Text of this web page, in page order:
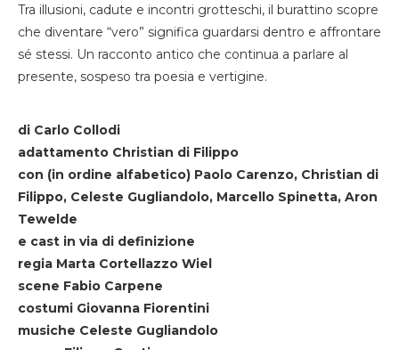
Tra illusioni, cadute e incontri grotteschi, il burattino scopre
che diventare “vero” significa guardarsi dentro e affrontare
sé stessi. Un racconto antico che continua a parlare al
presente, sospeso tra poesia e vertigine.
di Carlo Collodi
adattamento Christian di Filippo
con (in ordine alfabetico) Paolo Carenzo, Christian di
Filippo, Celeste Gugliandolo, Marcello Spinetta, Aron
Tewelde
e cast in via di definizione
regia Marta Cortellazzo Wiel
scene Fabio Carpene
costumi Giovanna Fiorentini
musiche Celeste Gugliandolo